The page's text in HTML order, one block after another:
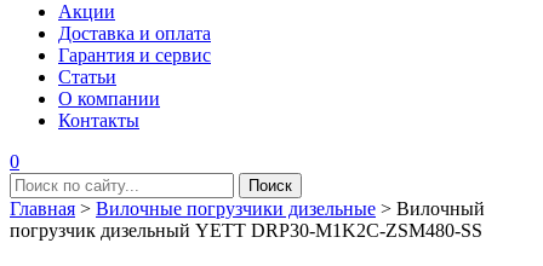
Акции
Доставка и оплата
Гарантия и сервис
Статьи
О компании
Контакты
0
Главная > Вилочные погрузчики дизельные > Вилочный
погрузчик дизельный YETT DRP30-M1K2C-ZSM480-SS